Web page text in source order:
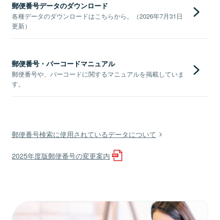
郵便番号データのダウンロード
各種データのダウンロードはこちらから。（2026年7月31日
更新）
郵便番号・バーコードマニュアル
郵便番号や、バーコードに関するマニュアルを掲載していま
す。
郵便番号検索に使用されているデータについて
2025年度版郵便番号の変更案内